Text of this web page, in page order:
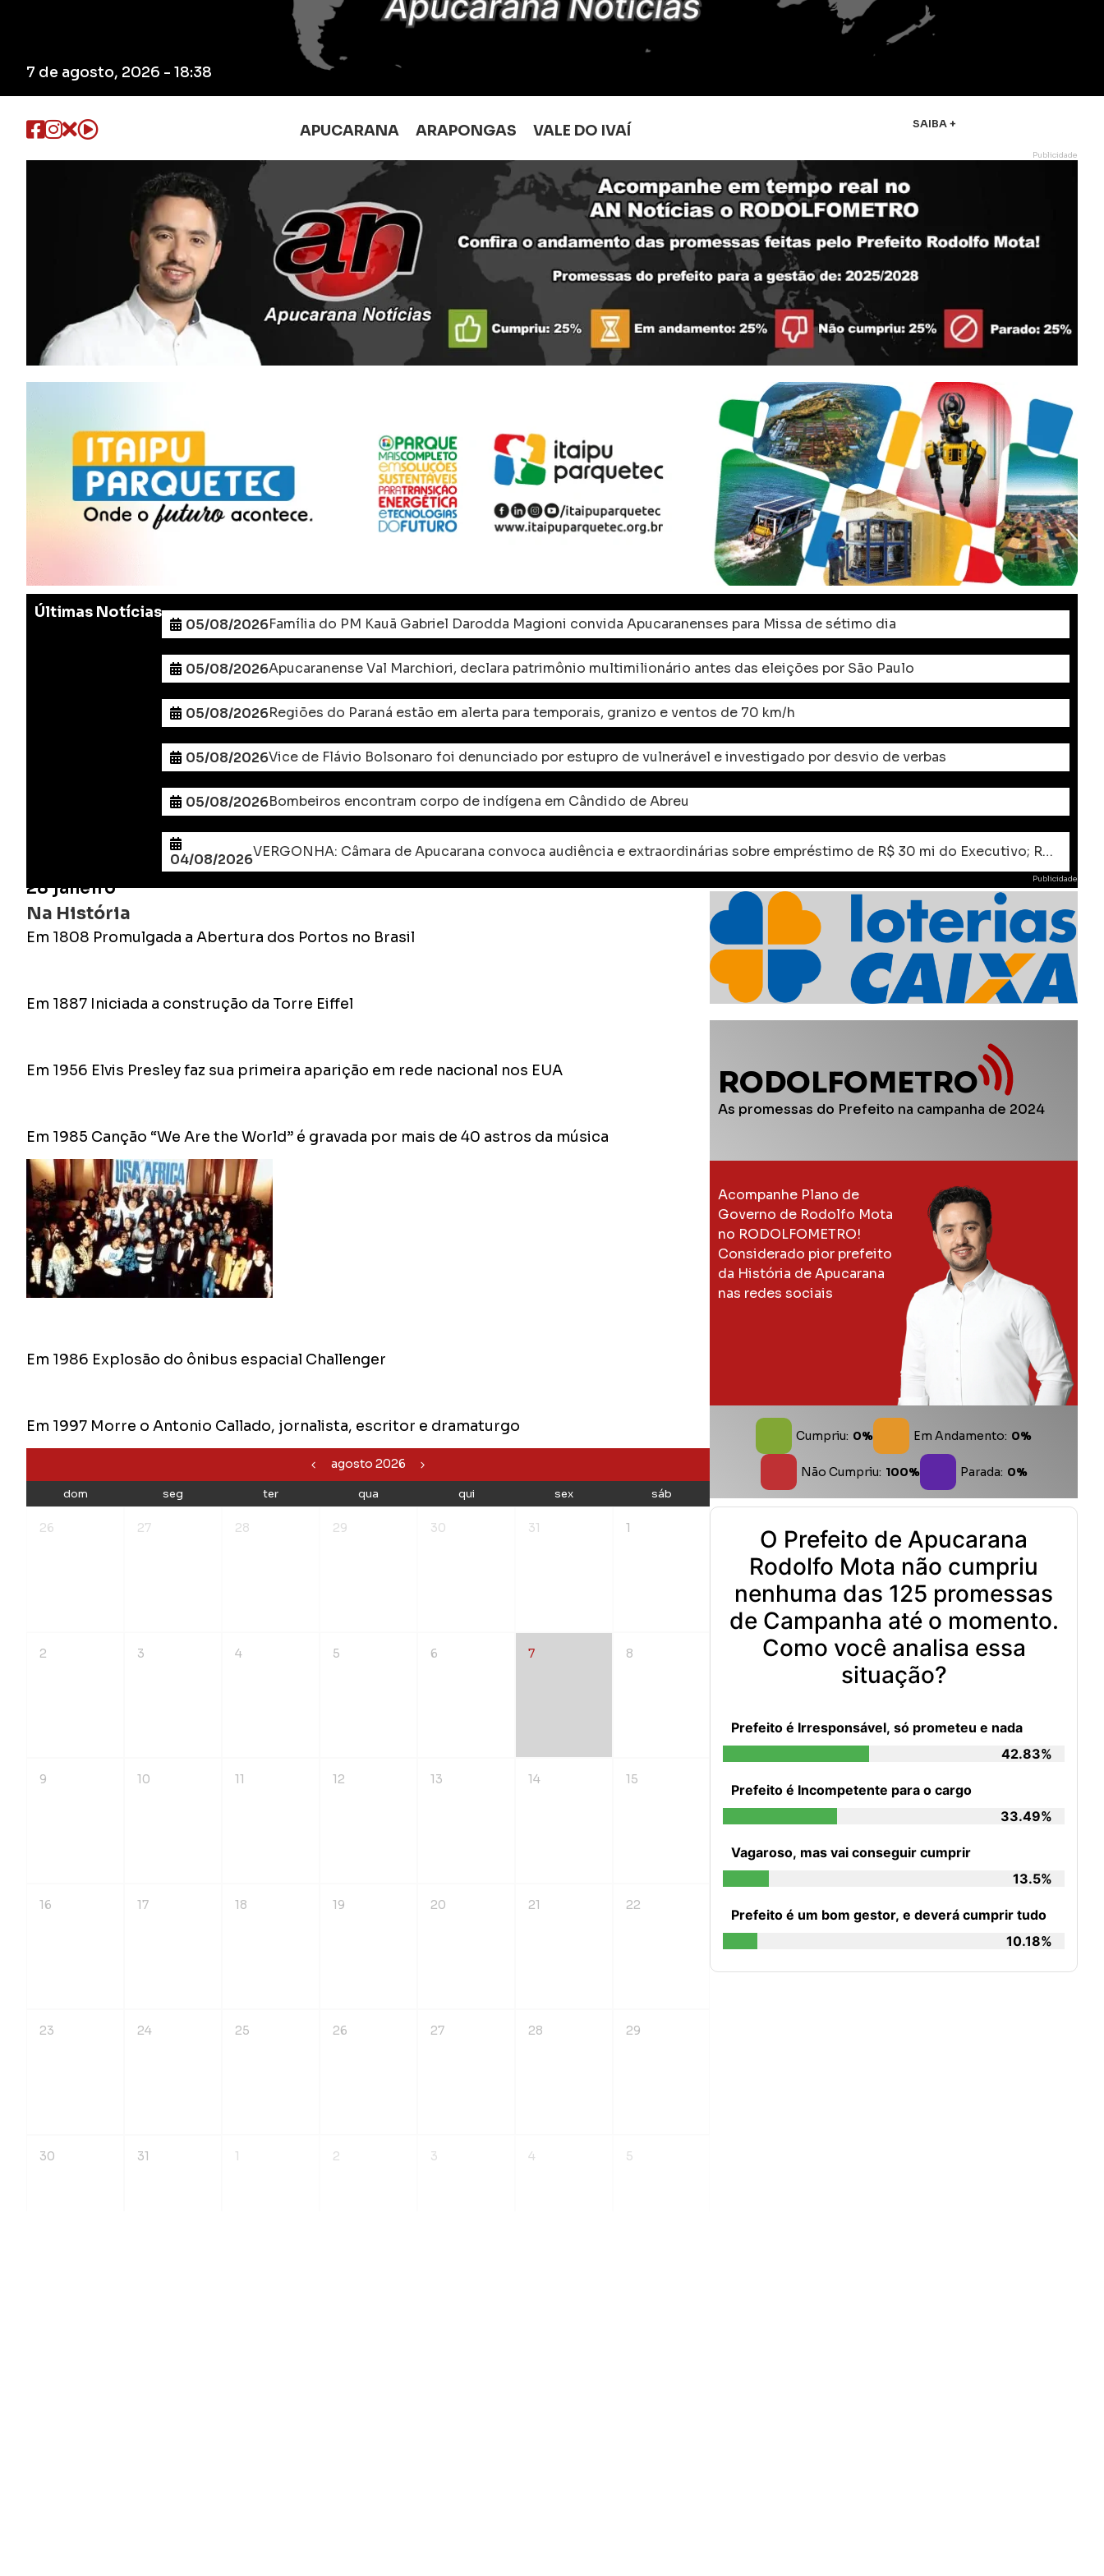
7 de agosto, 2026 - 18:38
APUCARANA ARAPONGAS VALE DO IVAÍ SAIBA +
Publicidade
Últimas Notícias
05/08/2026Família do PM Kauã Gabriel Darodda Magioni convida Apucaranenses para Missa de sétimo dia
05/08/2026Apucaranense Val Marchiori, declara patrimônio multimilionário antes das eleições por São Paulo
05/08/2026Regiões do Paraná estão em alerta para temporais, granizo e ventos de 70 km/h
05/08/2026Vice de Flávio Bolsonaro foi denunciado por estupro de vulnerável e investigado por desvio de verbas
05/08/2026Bombeiros encontram corpo de indígena em Cândido de Abreu
04/08/2026 VERGONHA: Câmara de Apucarana convoca audiência e extraordinárias sobre empréstimo de R$ 30 mi do Executivo; Rodolfo deve boicotar audiência Pública
28 janeiro
Na História
Em 1808 Promulgada a Abertura dos Portos no Brasil
Em 1887 Iniciada a construção da Torre Eiffel
Em 1956 Elvis Presley faz sua primeira aparição em rede nacional nos EUA
Em 1985 Canção “We Are the World” é gravada por mais de 40 astros da música
Em 1986 Explosão do ônibus espacial Challenger
Em 1997 Morre o Antonio Callado, jornalista, escritor e dramaturgo
agosto 2026
dom seg ter qua qui sex sáb
26 27 28 29 30 31 1
2 3 4 5 6 7 8
9 10 11 12 13 14 15
16 17 18 19 20 21 22
23 24 25 26 27 28 29
30 31 1 2 3 4 5
Publicidade
RODOLFOMETRO
As promessas do Prefeito na campanha de 2024
Acompanhe Plano de
Governo de Rodolfo Mota
no RODOLFOMETRO!
Considerado pior prefeito
da História de Apucarana
nas redes sociais
Cumpriu: 0% Em Andamento: 0%
Não Cumpriu: 100% Parada: 0%
O Prefeito de Apucarana
Rodolfo Mota não cumpriu
nenhuma das 125 promessas
de Campanha até o momento.
Como você analisa essa
situação?
Prefeito é Irresponsável, só prometeu e nada
42.83%
Prefeito é Incompetente para o cargo
33.49%
Vagaroso, mas vai conseguir cumprir
13.5%
Prefeito é um bom gestor, e deverá cumprir tudo
10.18%